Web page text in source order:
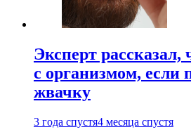
Эксперт рассказал,
с организмом, если
жвачку
3 года спустя4 месяца спустя